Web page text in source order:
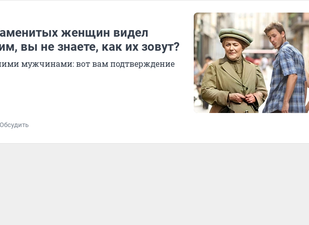
женщин видел
вы не знаете, как их зовут?
мужчинами: вот вам подтверждение
Обсудить